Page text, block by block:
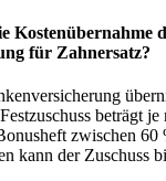
Kostenübernahme
für Zahnersatz?
beträgt
zwischen 60
kann der Zuschuss